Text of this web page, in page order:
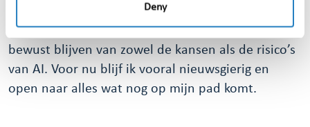
Deny
technologie de menselijke maat niet uit het oog
verliest. Tegelijk vind ik het belangrijk dat we
bewust blijven van zowel de kansen als de risico’s
van AI. Voor nu blijf ik vooral nieuwsgierig en
open naar alles wat nog op mijn pad komt.